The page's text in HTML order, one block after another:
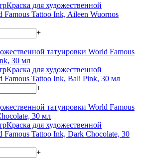
Краска для художественной
Famous Tattoo Ink, Aileen Wuornos
+
Краска для художественной
Famous Tattoo Ink, Bali Pink, 30 мл
+
Краска для художественной
Famous Tattoo Ink, Dark Chocolate, 30
+